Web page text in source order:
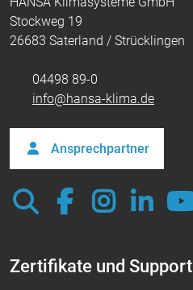
Stockweg 19
26683 Saterland / Strücklingen
04498 89-0
info@hansa-klima.de
Ansprechpartner
Zertifikate und Support
Vimeo